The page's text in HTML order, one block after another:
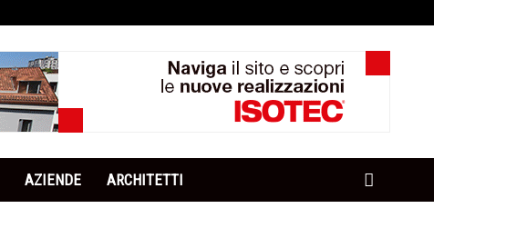
AZIENDE ARCHITETTI